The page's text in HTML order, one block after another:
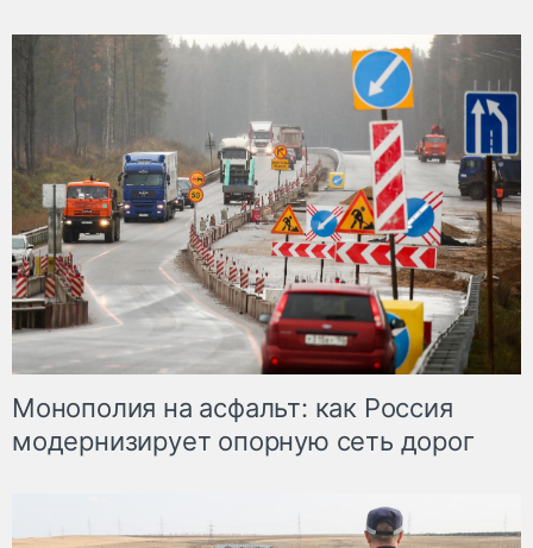
Монополия на асфальт: как Россия
модернизирует опорную сеть дорог